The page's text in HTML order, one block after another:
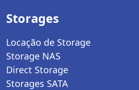
Storages
Locação de Storage
Storage NAS
Direct Storage
Storages SATA